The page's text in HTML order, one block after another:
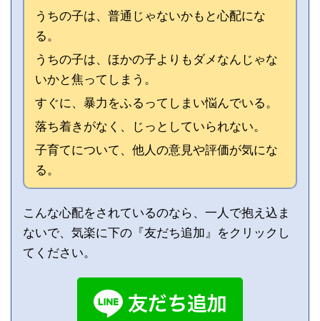
うちの子は、普通じゃないかもと心配にな
る。
うちの子は、ほかの子よりもダメなんじゃな
いかと焦ってしまう。
すぐに、暴力をふるってしまい悩んでいる。
落ち着きがなく、じっとしていられない。
子育てについて、他人の意見や評価が気にな
る。
こんな心配をされているのなら、一人で抱え込ま
ないで、気楽に下の『友だち追加』をクリックし
てください。